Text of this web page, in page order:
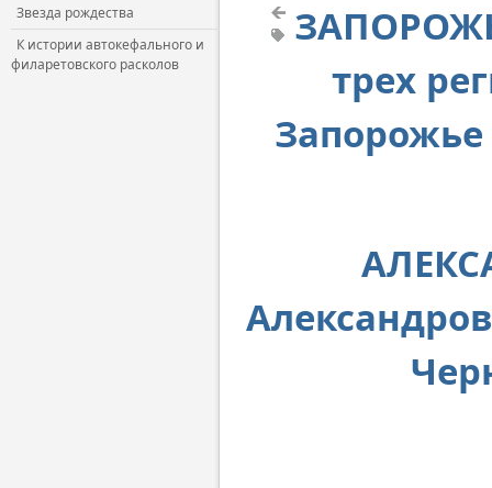
Звезда рождества
К истории автокефального и
филаретовского расколов
трех